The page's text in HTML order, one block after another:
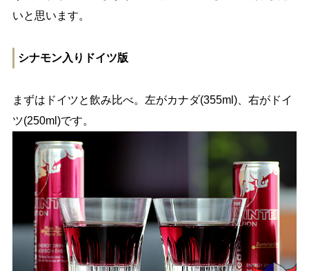
いと思います。
シナモン入りドイツ版
まずはドイツと飲み比べ。左がカナダ(355ml)、右がドイ
ツ(250ml)です。